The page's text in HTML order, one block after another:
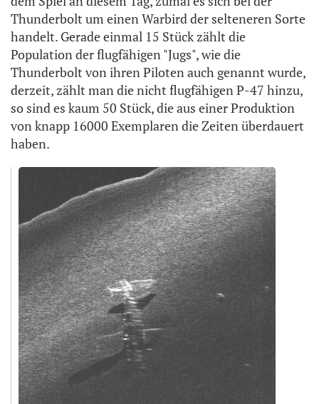
Thunderbolt um einen Warbird der selteneren Sorte
handelt. Gerade einmal 15 Stück zählt die
Population der flugfähigen "Jugs", wie die
Thunderbolt von ihren Piloten auch genannt wurde,
derzeit, zählt man die nicht flugfähigen P-47 hinzu,
so sind es kaum 50 Stück, die aus einer Produktion
von knapp 16000 Exemplaren die Zeiten überdauert
haben.